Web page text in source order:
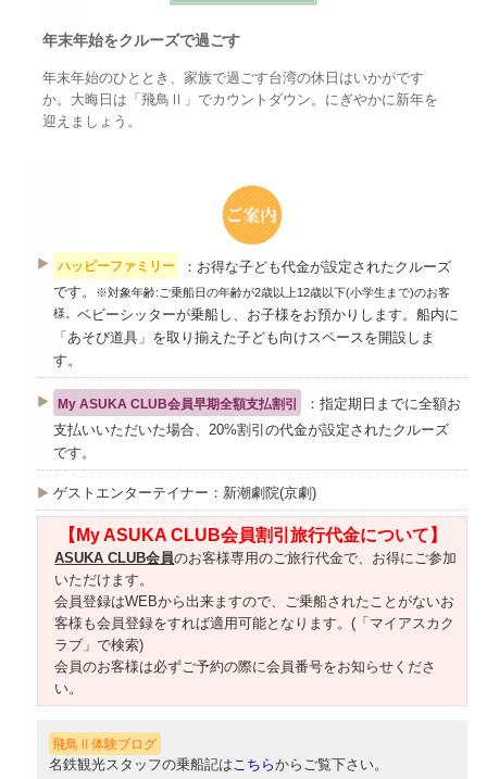
年末年始をクルーズで過ごす
年末年始のひととき、家族で過ごす台湾の休日はいかがです
か。大晦日は「飛鳥Ⅱ」でカウントダウン。にぎやかに新年を
迎えましょう。
ハッピーファミリー
：お得な子ども代金が設定されたクルーズ
です。
※対象年齢:ご乗船日の年齢が2歳以上12歳以下(小学生まで)のお客
様。ベビーシッターが乗船し、お子様をお預かりします。船内に
「あそび道具」を取り揃えた子ども向けスペースを開設しま
す。
My ASUKA CLUB会員早期全額支払割引
：指定期日までに全額お
支払いいただいた場合、20%割引の代金が設定されたクルーズ
です。
ゲストエンターテイナー：新潮劇院(京劇)
【My ASUKA CLUB会員割引旅行代金について】
ASUKA CLUB会員のお客様専用のご旅行代金で、お得にご参加
いただけます。
会員登録はWEBから出来ますので、ご乗船されたことがないお
客様も会員登録をすれば適用可能となります。(「マイアスカク
ラブ」で検索)
会員のお客様は必ずご予約の際に会員番号をお知らせくださ
い。
飛鳥Ⅱ体験ブログ
名鉄観光スタッフの乗船記はこちらからご覧下さい。